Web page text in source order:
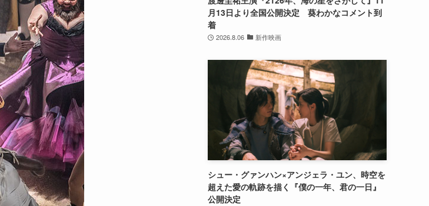
月13日より全国公開決定 葵わかなコメント到
着
2026.8.06 新作映画
シュー・グァンハン×アンジェラ・ユン、時空を
超えた愛の軌跡を描く『僕の一年、君の一日』
公開決定